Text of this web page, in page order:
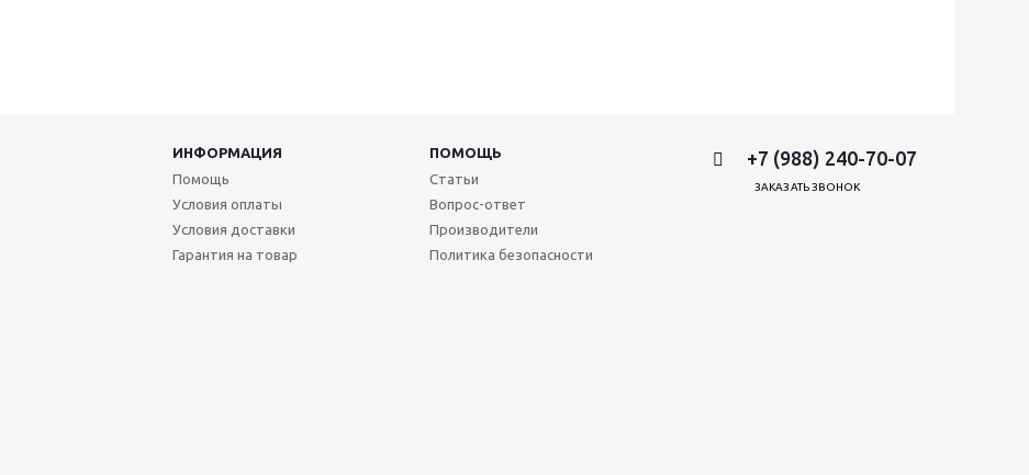
ИНФОРМАЦИЯ
ПОМОЩЬ
Помощь
Условия оплаты
Условия доставки
Гарантия на товар
Статьи
Вопрос-ответ
Производители
Политика безопасности
+7 (988) 240-70-07
ЗАКАЗАТЬ ЗВОНОК